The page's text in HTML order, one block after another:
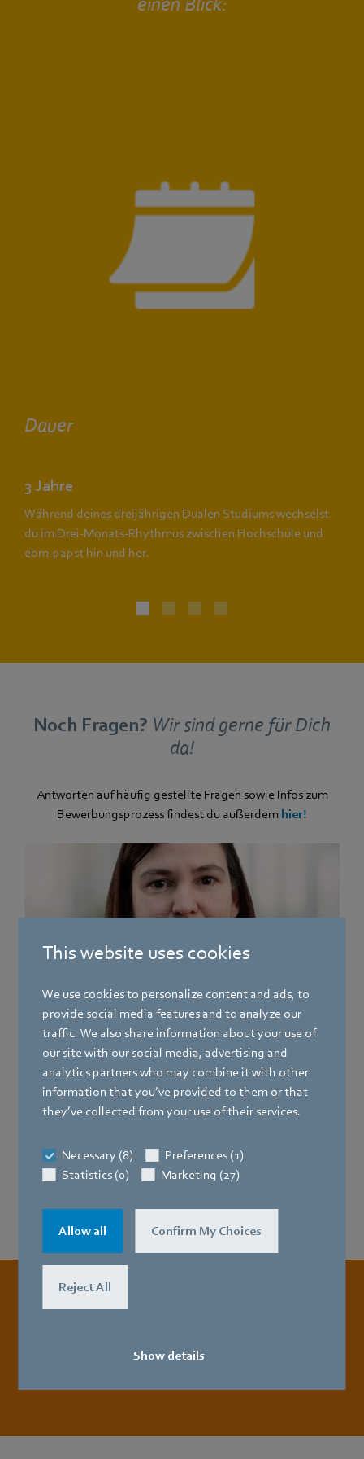
This website uses cookies
We use cookies to personalize content and ads, to
provide social media features and to analyze our
traffic. We also share information about your use of
our site with our social media, advertising and
analytics partners who may combine it with other
information that you’ve provided to them or that
they’ve collected from your use of their services.
Necessary (8)
Preferences (1)
Statistics (0)
Marketing (27)
Allow all Confirm My Choices
Reject All
Show details
Dauer
3 Jahre
Während deines dreijährigen Dualen Studiums wechselst
du im Drei-Monats-Rhythmus zwischen Hochschule und
ebm‑papst hin und her.
Noch Fragen? Wir sind gerne für Dich
da!
Antworten auf häufig gestellte Fragen sowie Infos zum
Bewerbungsprozess findest du außerdem hier!
Mulfingen
Simone Germann
Team HR – Ausbildung
Telefon
+49 7938 81-636
Jetzt gleich